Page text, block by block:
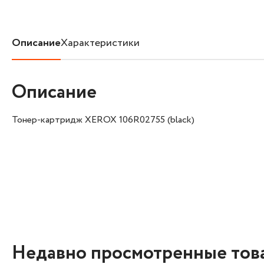
ОписаниеХарактеристики
Описание
Тонер-картридж XEROX 106R02755 (black)
Недавно просмотренные